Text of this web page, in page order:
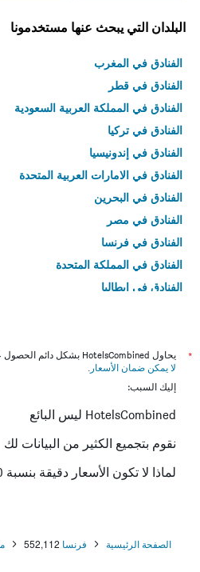
البلدان التي يبحث عنها مستخدمونا
الفنادق في المغرب
الفنادق في قطر
الفنادق في المملكة العربية السعودية
الفنادق في تركيا
الفنادق في إندونيسيا
الفنادق في الامارات العربية المتحدة
الفنادق في البحرين
الفنادق في مصر
الفنادق في فرنسا
الفنادق في المملكة المتحدة
الفنادق في إيطاليا
*
يحاول HotelsCombined بشكل دائم الحصول على الأسعار الدقيقة، ولكن
لا يمكن ضمان الأسعار .
إليك السبب:
HotelsCombined ليس البائع
نقوم بتجميع الكثير من البيانات لك
لماذا لا تكون الأسعار دقيقة بنسبة 100٪؟
الصفحة الرئيسية فرنسا 552,112